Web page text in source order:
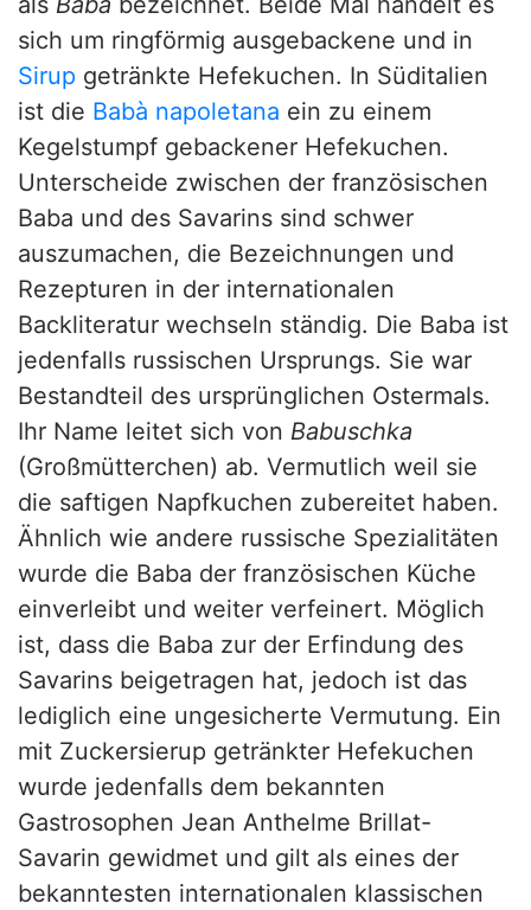
sich um ringförmig ausgebackene und in
Sirup getränkte Hefekuchen. In Süditalien
ist die Babà napoletana ein zu einem
Kegelstumpf gebackener Hefekuchen.
Unterscheide zwischen der französischen
Baba und des Savarins sind schwer
auszumachen, die Bezeichnungen und
Rezepturen in der internationalen
Backliteratur wechseln ständig. Die Baba ist
jedenfalls russischen Ursprungs. Sie war
Bestandteil des ursprünglichen Ostermals.
Ihr Name leitet sich von Babuschka
(Großmütterchen) ab. Vermutlich weil sie
die saftigen Napfkuchen zubereitet haben.
Ähnlich wie andere russische Spezialitäten
wurde die Baba der französischen Küche
einverleibt und weiter verfeinert. Möglich
ist, dass die Baba zur der Erfindung des
Savarins beigetragen hat, jedoch ist das
lediglich eine ungesicherte Vermutung. Ein
mit Zuckersierup getränkter Hefekuchen
wurde jedenfalls dem bekannten
Gastrosophen Jean Anthelme Brillat-
Savarin gewidmet und gilt als eines der
bekanntesten internationalen klassischen